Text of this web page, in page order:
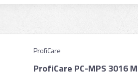
ProfiCare
ProfiCare PC-MPS 3016